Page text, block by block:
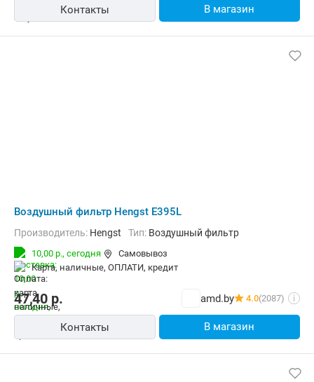
Контакты В магазин
Воздушный фильтр Hengst E395L
Производитель: Hengst Тип: Воздушный фильтр
10,00 р., сегодня
Самовывоз
карта, наличные, ОПЛАТИ, кредит
47,40 р. amd.by 4.0(2087) i
Контакты В магазин